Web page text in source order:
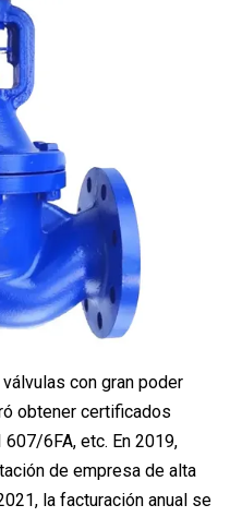
con gran poder
obtener certificados
607/6FA, etc. En 2019,
de empresa de alta
la facturación anual se